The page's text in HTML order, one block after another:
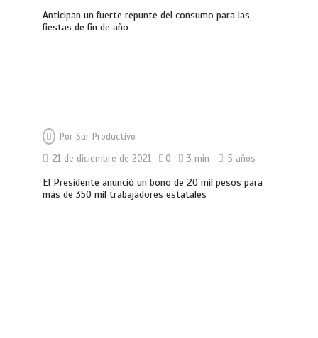
Anticipan un fuerte repunte del consumo para las
fiestas de fin de año
Por Sur Productivo
21 de diciembre de 2021
0 3 min 5 años
El Presidente anunció un bono de 20 mil pesos para
más de 350 mil trabajadores estatales